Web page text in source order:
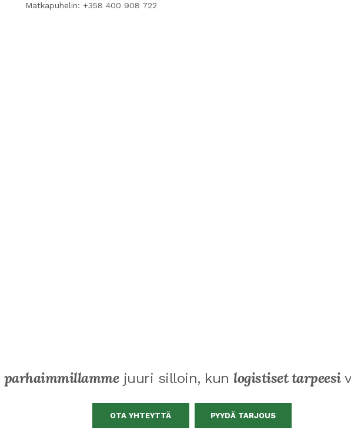
Matkapuhelin: +358 400 908 722
parhaimmillammejuuri silloin, kun logistiset tarpeesi
OTA YHTEYTTÄ PYYDÄ TARJOUS